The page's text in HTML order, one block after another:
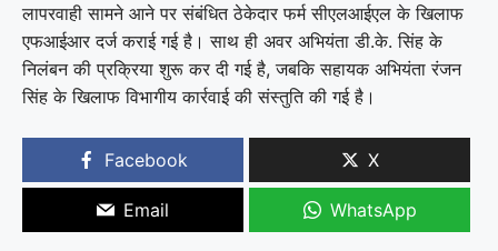
लापरवाही सामने आने पर संबंधित ठेकेदार फर्म सीएलआईएल के खिलाफ
एफआईआर दर्ज कराई गई है। साथ ही अवर अभियंता डी.के. सिंह के
निलंबन की प्रक्रिया शुरू कर दी गई है, जबकि सहायक अभियंता रंजन
सिंह के खिलाफ विभागीय कार्रवाई की संस्तुति की गई है।
Facebook X
Email WhatsApp